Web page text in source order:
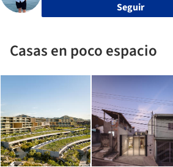
Seguir
Casas en poco espacio